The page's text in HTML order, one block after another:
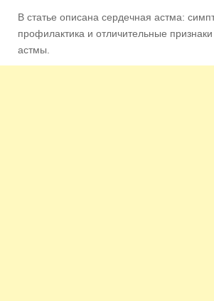
В статье описана сердечная астма:
профилактика и отличительные
астмы.